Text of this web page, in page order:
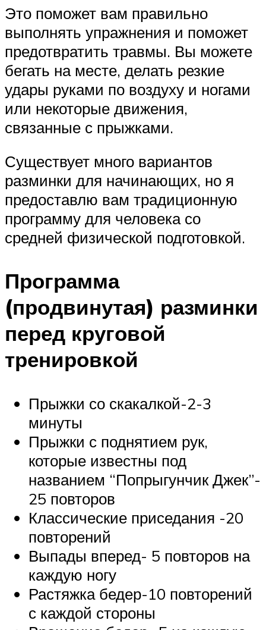
Это поможет вам правильно
выполнять упражнения и поможет
предотвратить травмы. Вы можете
бегать на месте, делать резкие
удары руками по воздуху и ногами
или некоторые движения,
связанные с прыжками.
Существует много вариантов
разминки для начинающих, но я
предоставлю вам традиционную
программу для человека со
средней физической подготовкой.
Программа
(продвинутая) разминки
перед круговой
тренировкой
Прыжки со скакалкой-2-3
минуты
Прыжки с поднятием рук,
которые известны под
названием “Попрыгунчик Джек”-
25 повторов
Классические приседания -20
повторений
Выпады вперед- 5 повторов на
каждую ногу
Растяжка бедер-10 повторений
с каждой стороны